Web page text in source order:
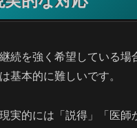
続を強く希望している場
基本的に難しいです。
実的には「説得」「医師